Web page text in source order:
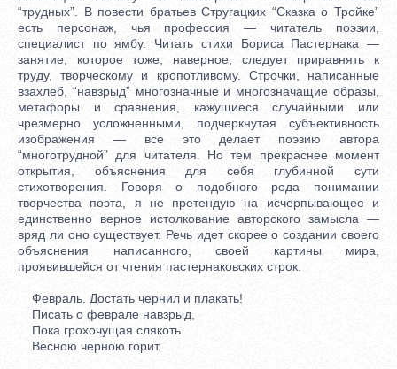
“трудных”. В повести братьев Стругацких “Сказка о Тройке”
есть персонаж, чья профессия — читатель поэзии,
специалист по ямбу. Читать стихи Бориса Пастернака —
занятие, которое тоже, наверное, следует приравнять к
труду, творческому и кропотливому. Строчки, написанные
взахлеб, “навзрыд” многозначные и многозначащие образы,
метафоры и сравнения, кажущиеся случайными или
чрезмерно усложненными, подчеркнутая субъективность
изображения — все это делает поэзию автора
“многотрудной” для читателя. Но тем прекраснее момент
открытия, объяснения для себя глубинной сути
стихотворения. Говоря о подобного рода понимании
творчества поэта, я не претендую на исчерпывающее и
единственно верное истолкование авторского замысла —
вряд ли оно существует. Речь идет скорее о создании своего
объяснения написанного, своей картины мира,
проявившейся от чтения пастернаковских строк.
Февраль. Достать чернил и плакать!
Писать о феврале навзрыд,
Пока грохочущая слякоть
Весною черною горит.